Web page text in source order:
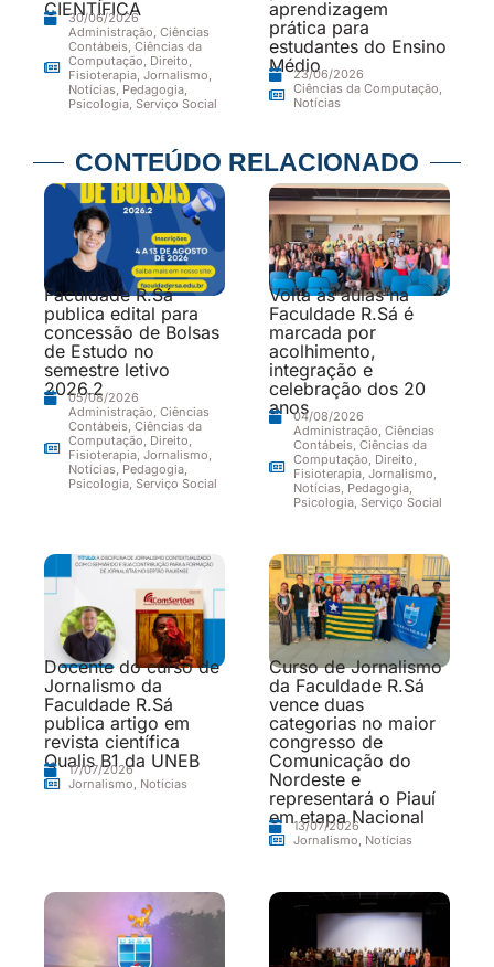
CIENTÍFICA
30/06/2026
Administração, Ciências
Contábeis, Ciências da
Computação, Direito,
Fisioterapia, Jornalismo,
Notícias, Pedagogia,
Psicologia, Serviço Social
aprendizagem
prática para
estudantes do Ensino
Médio23/06/2026
Ciências da Computação,
Notícias
CONTEÚDO RELACIONADO
Faculdade R.Sá
publica edital para
concessão de Bolsas
de Estudo no
semestre letivo
2026.2
05/08/2026
Administração, Ciências
Contábeis, Ciências da
Computação, Direito,
Fisioterapia, Jornalismo,
Notícias, Pedagogia,
Psicologia, Serviço Social
Volta às aulas na
Faculdade R.Sá é
marcada por
acolhimento,
integração e
celebração dos 20
anos04/08/2026
Administração, Ciências
Contábeis, Ciências da
Computação, Direito,
Fisioterapia, Jornalismo,
Notícias, Pedagogia,
Psicologia, Serviço Social
Docente do curso de
Jornalismo da
Faculdade R.Sá
publica artigo em
revista científica
Qualis B1 da UNEB
17/07/2026
Jornalismo, Notícias
Curso de Jornalismo
da Faculdade R.Sá
vence duas
categorias no maior
congresso de
Comunicação do
Nordeste e
representará o Piauí
em etapa Nacional
13/07/2026
Jornalismo, Notícias